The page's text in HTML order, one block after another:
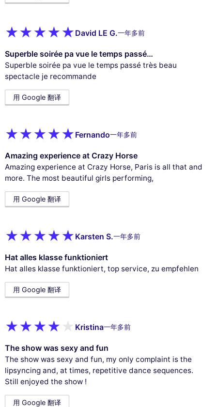
David LE G.一年多前
Superble soirée pa vue le temps passé…
Superble soirée pa vue le temps passé très beau
spectacle je recommande
用 Google 翻译
Fernando一年多前
Amazing experience at Crazy Horse
Amazing experience at Crazy Horse, Paris is all that and
more. The most beautiful girls performing,
用 Google 翻译
Karsten S.一年多前
Hat alles klasse funktioniert
Hat alles klasse funktioniert, top service, zu empfehlen
用 Google 翻译
Kristina一年多前
The show was sexy and fun
The show was sexy and fun, my only complaint is the
lipsyncing and, at times, repetitive dance sequences.
Still enjoyed the show !
用 Google 翻译